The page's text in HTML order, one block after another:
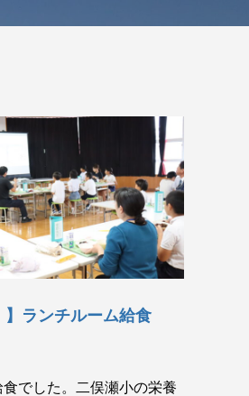
】ランチルーム給食
でした。二俣瀬小の栄養